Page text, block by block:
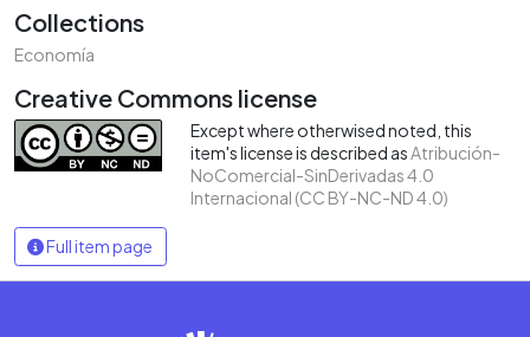
Collections
Economía
Creative Commons license
Except where otherwised noted, this
item's license is described asAtribución-
NoComercial-SinDerivadas 4.0
Internacional (CC BY-NC-ND 4.0)
Full item page